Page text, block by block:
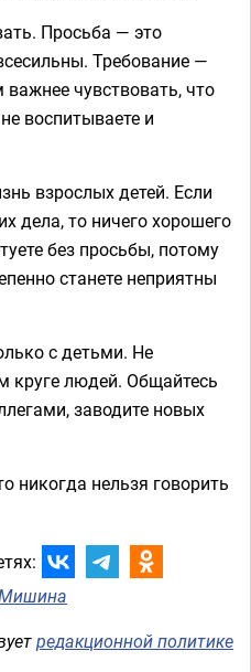
Просьба — это
Требование —
чувствовать, что
воспитываете и
взрослых детей. Если
дела, то ничего хорошего
без просьбы, потому
станете неприятны
с детьми. Не
круге людей. Общайтесь
заводите новых
никогда нельзя говорить
редакционной политике